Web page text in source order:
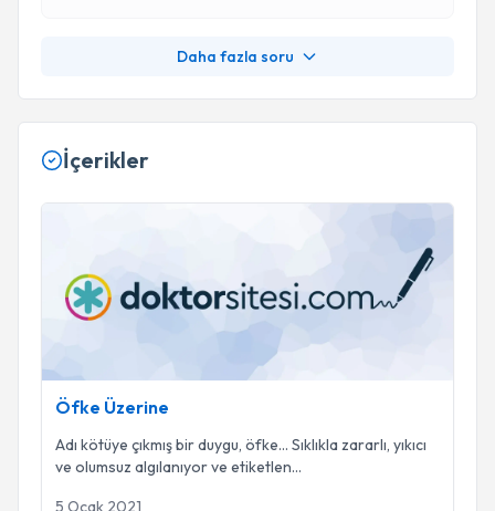
Daha fazla soru
İçerikler
Öfke Üzerine
Adı kötüye çıkmış bir duygu, öfke... Sıklıkla zararlı, yıkıcı
ve olumsuz algılanıyor ve etiketlen...
5 Ocak 2021